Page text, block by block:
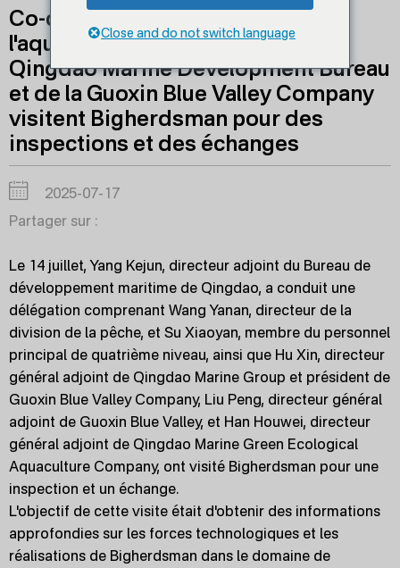
Co-créer un nouvel avenir pour
l'aquaculture - Des dirigeants du
Qingdao Marine Development Bureau
et de la Guoxin Blue Valley Company
visitent Bigherdsman pour des
inspections et des échanges
2025-07-17
Partager sur :
Le 14 juillet, Yang Kejun, directeur adjoint du Bureau de
développement maritime de Qingdao, a conduit une
délégation comprenant Wang Yanan, directeur de la
division de la pêche, et Su Xiaoyan, membre du personnel
principal de quatrième niveau, ainsi que Hu Xin, directeur
général adjoint de Qingdao Marine Group et président de
Guoxin Blue Valley Company, Liu Peng, directeur général
adjoint de Guoxin Blue Valley, et Han Houwei, directeur
général adjoint de Qingdao Marine Green Ecological
Aquaculture Company, ont visité Bigherdsman pour une
inspection et un échange.
L'objectif de cette visite était d'obtenir des informations
approfondies sur les forces technologiques et les
réalisations de Bigherdsman dans le domaine de
Close and do not switch language